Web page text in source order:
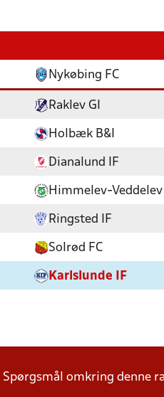
Nykøbing FC
Raklev GI
Holbæk B&I
Dianalund IF
Himmelev-Veddelev
Ringsted IF
Solrød FC
Karlslunde IF
Spørgsmål omkring denne